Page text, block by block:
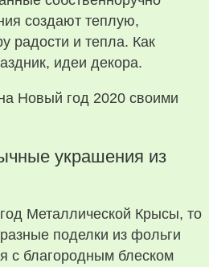
создают теплую,
и тепла. Как
идеи декора.
украшения из
Металлической Крысы, то
поделки из фольги
с благородным блеском